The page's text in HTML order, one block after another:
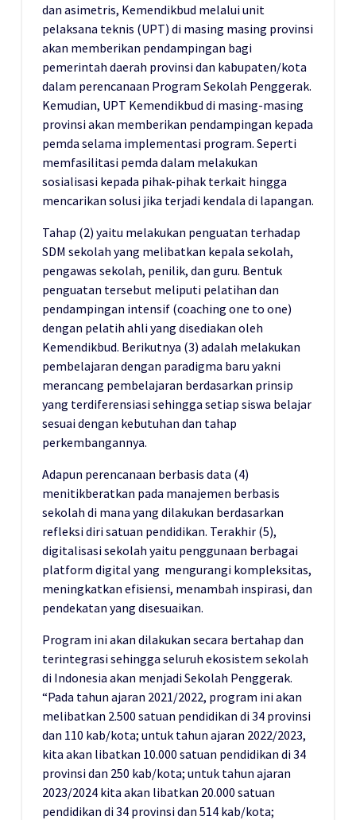
dan asimetris, Kemendikbud melalui unit
pelaksana teknis (UPT) di masing masing provinsi
akan memberikan pendampingan bagi
pemerintah daerah provinsi dan kabupaten/kota
dalam perencanaan Program Sekolah Penggerak.
Kemudian, UPT Kemendikbud di masing-masing
provinsi akan memberikan pendampingan kepada
pemda selama implementasi program. Seperti
memfasilitasi pemda dalam melakukan
sosialisasi kepada pihak-pihak terkait hingga
mencarikan solusi jika terjadi kendala di lapangan.
Tahap (2) yaitu melakukan penguatan terhadap
SDM sekolah yang melibatkan kepala sekolah,
pengawas sekolah, penilik, dan guru. Bentuk
penguatan tersebut meliputi pelatihan dan
pendampingan intensif (coaching one to one)
dengan pelatih ahli yang disediakan oleh
Kemendikbud. Berikutnya (3) adalah melakukan
pembelajaran dengan paradigma baru yakni
merancang pembelajaran berdasarkan prinsip
yang terdiferensiasi sehingga setiap siswa belajar
sesuai dengan kebutuhan dan tahap
perkembangannya.
Adapun perencanaan berbasis data (4)
menitikberatkan pada manajemen berbasis
sekolah di mana yang dilakukan berdasarkan
refleksi diri satuan pendidikan. Terakhir (5),
digitalisasi sekolah yaitu penggunaan berbagai
platform digital yang mengurangi kompleksitas,
meningkatkan efisiensi, menambah inspirasi, dan
pendekatan yang disesuaikan.
Program ini akan dilakukan secara bertahap dan
terintegrasi sehingga seluruh ekosistem sekolah
di Indonesia akan menjadi Sekolah Penggerak.
“Pada tahun ajaran 2021/2022, program ini akan
melibatkan 2.500 satuan pendidikan di 34 provinsi
dan 110 kab/kota; untuk tahun ajaran 2022/2023,
kita akan libatkan 10.000 satuan pendidikan di 34
provinsi dan 250 kab/kota; untuk tahun ajaran
2023/2024 kita akan libatkan 20.000 satuan
pendidikan di 34 provinsi dan 514 kab/kota;